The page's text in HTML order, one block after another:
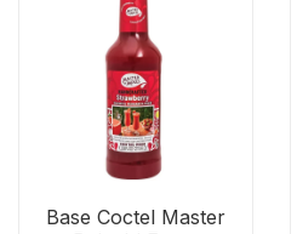
Base Coctel Master